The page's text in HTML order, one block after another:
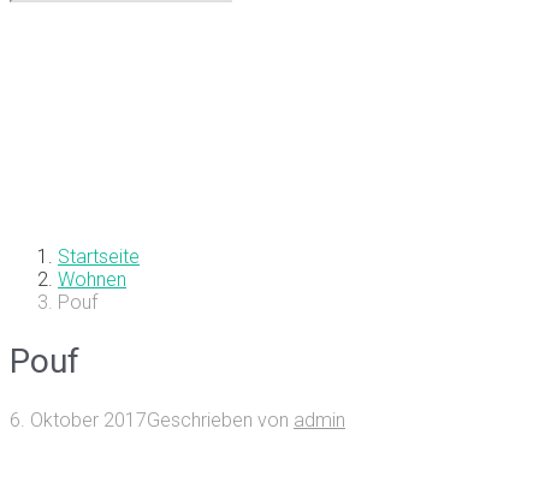
Startseite
Wohnen
Pouf
Pouf
6. Oktober 2017Geschrieben von admin